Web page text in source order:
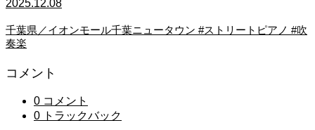
2025.12.08
千葉県／イオンモール千葉ニュータウン #ストリートピアノ #吹
奏楽
コメント
0 コメント
0 トラックバック